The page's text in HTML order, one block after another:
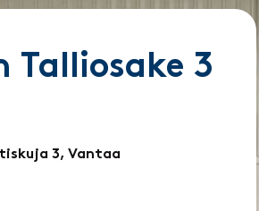
Talliosake 3
3, Vantaa